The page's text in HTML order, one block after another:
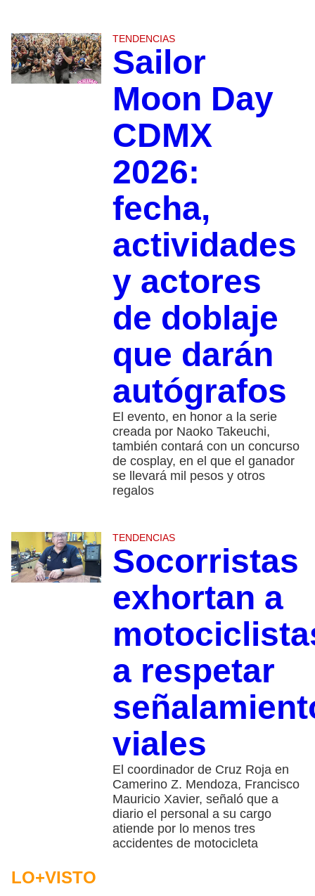
TENDENCIAS
Sailor
Moon Day
CDMX
2026:
fecha,
actividades
y actores
de doblaje
que darán
autógrafos
El evento, en honor a la serie
creada por Naoko Takeuchi,
también contará con un concurso
de cosplay, en el que el ganador
se llevará mil pesos y otros
regalos
TENDENCIAS
Socorristas
exhortan a
a respetar
viales
El coordinador de Cruz Roja en
Camerino Z. Mendoza, Francisco
Mauricio Xavier, señaló que a
diario el personal a su cargo
atiende por lo menos tres
accidentes de motocicleta
LO+VISTO